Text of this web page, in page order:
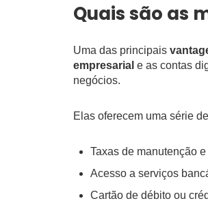
Quais são as
Uma das principais
empresarial e as contas
negócios.
Elas oferecem uma série de
Taxas de manutenção
Acesso a serviços
Cartão de débito ou